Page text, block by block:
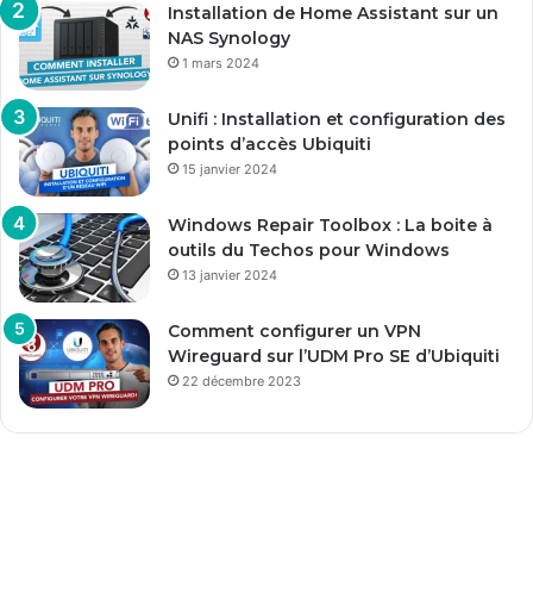
Installation de Home Assistant sur un
NAS Synology
1 mars 2024
Unifi : Installation et configuration des
points d’accès Ubiquiti
15 janvier 2024
Windows Repair Toolbox : La boite à
outils du Techos pour Windows
13 janvier 2024
Comment configurer un VPN
Wireguard sur l’UDM Pro SE d’Ubiquiti
22 décembre 2023